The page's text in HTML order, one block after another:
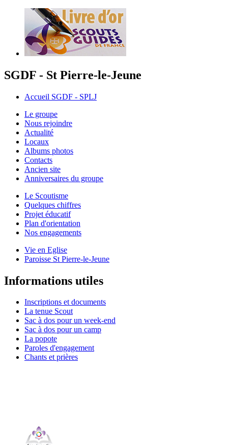
SGDF - St Pierre-le-Jeune
Accueil SGDF - SPLJ
Le groupe
Nous rejoindre
Actualité
Locaux
Albums photos
Contacts
Ancien site
Anniversaires du groupe
Le Scoutisme
Quelques chiffres
Projet éducatif
Plan d'orientation
Nos engagements
Vie en Eglise
Paroisse St Pierre-le-Jeune
Informations utiles
Inscriptions et documents
La tenue Scout
Sac à dos pour un week-end
Sac à dos pour un camp
La popote
Paroles d'engagement
Chants et prières